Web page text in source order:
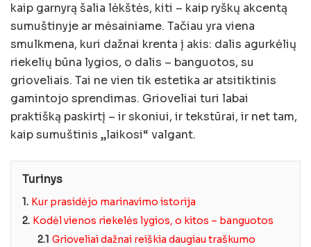
kaip garnyrą šalia lėkštės, kiti – kaip ryškų akcentą
sumuštinyje ar mėsainiame. Tačiau yra viena
smulkmena, kuri dažnai krenta į akis: dalis agurkėlių
riekelių būna lygios, o dalis – banguotos, su
grioveliais. Tai ne vien tik estetika ar atsitiktinis
gamintojo sprendimas. Grioveliai turi labai
praktišką paskirtį – ir skoniui, ir tekstūrai, ir net tam,
kaip sumuštinis „laikosi“ valgant.
Turinys
1. Kur prasidėjo marinavimo istorija
2. Kodėl vienos riekelės lygios, o kitos – banguotos
2.1 Grioveliai dažnai reiškia daugiau traškumo